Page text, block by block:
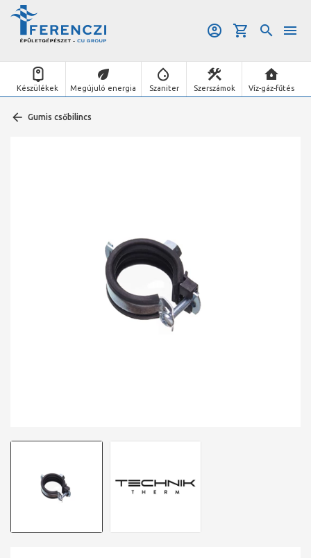
Készülékek Megújuló energia Szaniter Szerszámok Víz-gáz-fűtés
Gumis csőbilincs